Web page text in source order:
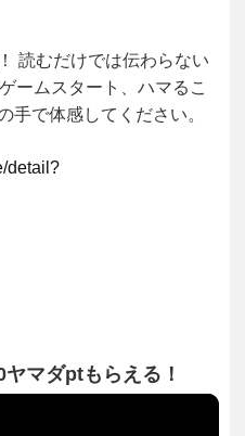
読むだけでは伝わらない
ームスタート、ハマるこ
手で体感してください。
detail?
マダptもらえる！